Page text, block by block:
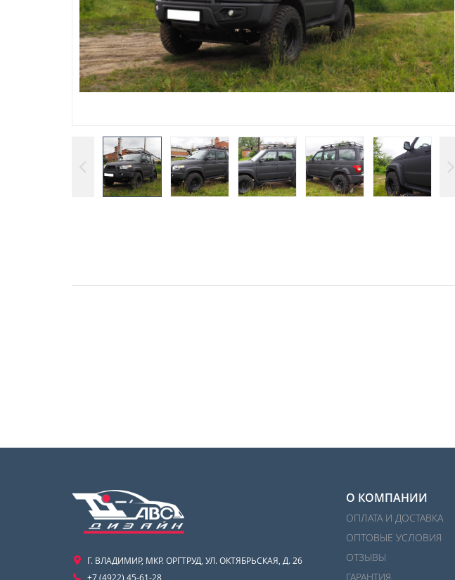
Г. ВЛАДИМИР, МКР. ОРГТРУД, УЛ. ОКТЯБРЬСКАЯ, Д. 26
+7 (4922) 45-61-28
О КОМПАНИИ
ОПЛАТА И ДОСТАВКА
ОПТОВЫЕ УСЛОВИЯ
ОТЗЫВЫ
ГАРАНТИЯ